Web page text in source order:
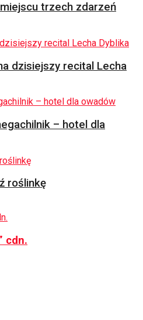
trzech zdarzeń
dzisiejszy recital Lecha
– hotel dla
roślinkę
cdn.